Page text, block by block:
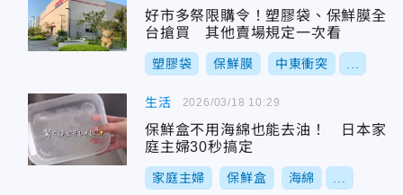
好市多祭限購令！塑膠袋、保鮮膜全
台搶買 其他賣場規定一次看
塑膠袋 保鮮膜 中東衝突
生活
保鮮盒不用海綿也能去油！ 日本家
庭主婦30秒搞定
家庭主婦 保鮮盒 海綿
2026/03/18 10:29